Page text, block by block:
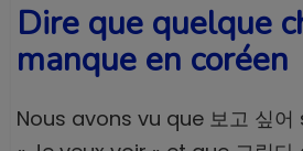
Dire que quelque
manque en coréen
Nous avons vu que 보고 싶